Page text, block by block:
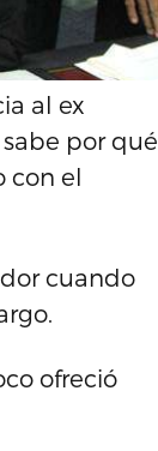
al ex
por qué
con el
cuando
ofreció